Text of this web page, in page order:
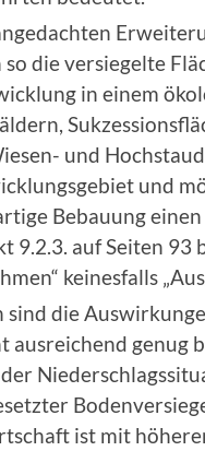
die versiegelte
in einem
und
und
Bebauung
9.2.3. auf Seiten 93
keinesfalls
sind die
ausreichend genug
ist mit